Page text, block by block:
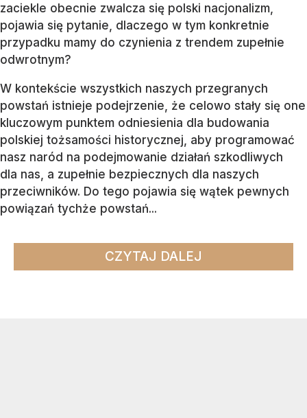
zaciekle obecnie zwalcza się polski nacjonalizm,
pojawia się pytanie, dlaczego w tym konkretnie
przypadku mamy do czynienia z trendem zupełnie
odwrotnym?
W kontekście wszystkich naszych przegranych
powstań istnieje podejrzenie, że celowo stały się one
kluczowym punktem odniesienia dla budowania
polskiej tożsamości historycznej, aby programować
nasz naród na podejmowanie działań szkodliwych
dla nas, a zupełnie bezpiecznych dla naszych
przeciwników. Do tego pojawia się wątek pewnych
powiązań tychże powstań...
CZYTAJ DALEJ